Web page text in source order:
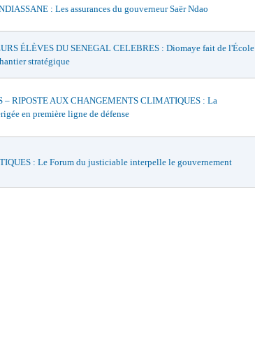
: Les assurances du gouverneur Saër Ndao
ÉLÈVES DU SENEGAL CELEBRES : Diomaye fait de l'École
stratégique
– RIPOSTE AUX CHANGEMENTS CLIMATIQUES : La
en première ligne de défense
: Le Forum du justiciable interpelle le gouvernement